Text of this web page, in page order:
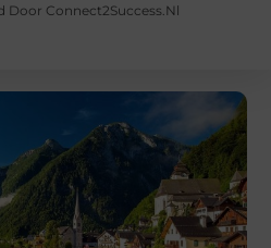
Door Connect2Success.nl